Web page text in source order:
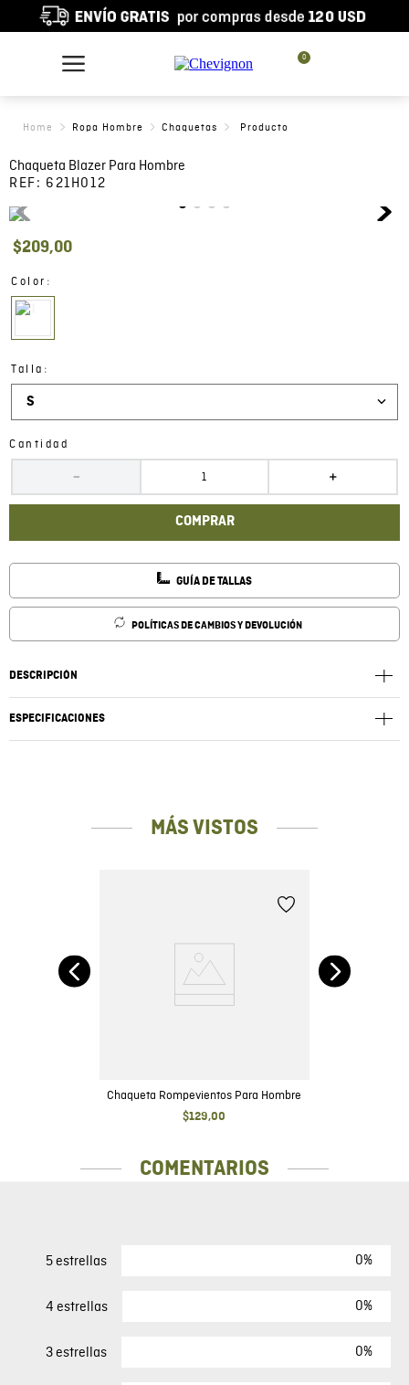
0
Ropa Hombre Chaquetas
Chaqueta Blazer Para Hombre
REF: 621H012
$209,00
Color :
Talla :
S
Cantidad
＋
－
COMPRAR
GUÍA DE TALLAS
POLÍTICAS DE CAMBIOS Y DEVOLUCIÓN
DESCRIPCIÓN
ESPECIFICACIONES
MÁS VISTOS
Chaqueta Rompevientos Para Hombre
$129,00
COMENTARIOS
5 estrellas 0%
4 estrellas 0%
3 estrellas 0%